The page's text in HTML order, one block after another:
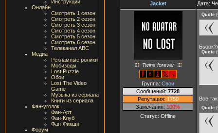
Инструкции
Онлайн
Смотреть 1 сезон
Смотреть 2 сезон
Смотреть 3 сезон
Смотреть 4 сезон
Смотреть 5 сезон
Смотреть 6 сезон
Телеканал ABC
Медиа
Рекламные ролики
Мобизоды
Lost Puzzle
Обои
Lost:The Video
Game
Музыка из сериала
Книги из сериала
Фан-уголок
Фан-Арт
Фан-Клуб
Фан-Фикшн
Форум
Jacket Дата:
Twins forever
Группа: Свои
Сообщений: 7728
Репутация: 1750
Замечания: 100%
Статус: Offline
Quote (
Quote (
Все
Quote (